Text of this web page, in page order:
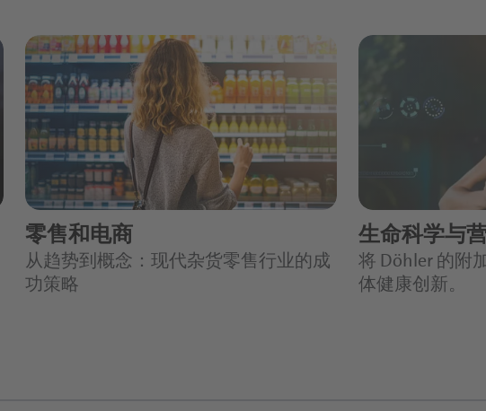
零售和电商
从趋势到概念：现代杂货零售行业的成
功策略
生命科学与
将 Döhler 的附
体健康创新。